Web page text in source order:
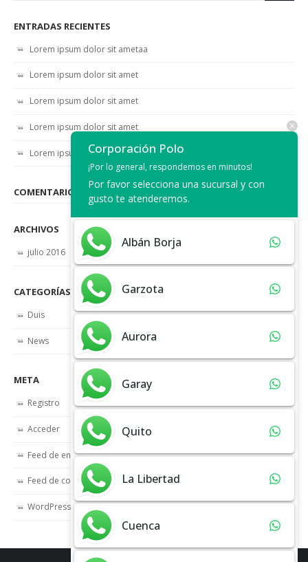
ENTRADAS RECIENTES
Lorem ipsum dolor sit ametaa
Lorem ipsum dolor sit amet
Lorem ipsum dolor sit amet
Lorem ipsum dolor sit amet
Lorem ipsum dolor sit amet
COMENTARIOS RECIENTES
ARCHIVOS
julio 2016
CATEGORÍAS
Duis
News
META
Registro
Acceder
Feed de entradas
Feed de comentarios
WordPress.org
Corporación Polo
¡Por lo general, respondemos en minutos!
Por favor selecciona una sucursal y con
gusto te atenderemos.
Albán Borja
Garzota
Aurora
Garay
Quito
La Libertad
Cuenca